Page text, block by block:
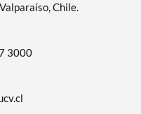
Chile.
3000